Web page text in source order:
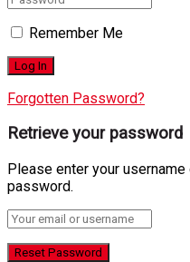
Remember Me
Forgotten Password?
Retrieve your password
Please enter your
password.